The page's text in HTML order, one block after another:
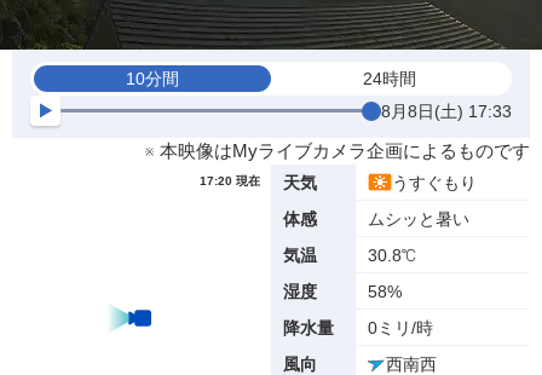
10分間
24時間
8月8日(土) 17:33
※ 本映像はMyライブカメラ企画によるものです
17:20 現在 天気
うすぐもり
体感
ムシッと暑い
気温
30.8℃
湿度
58%
降水量
0ミリ/時
風向
西南西